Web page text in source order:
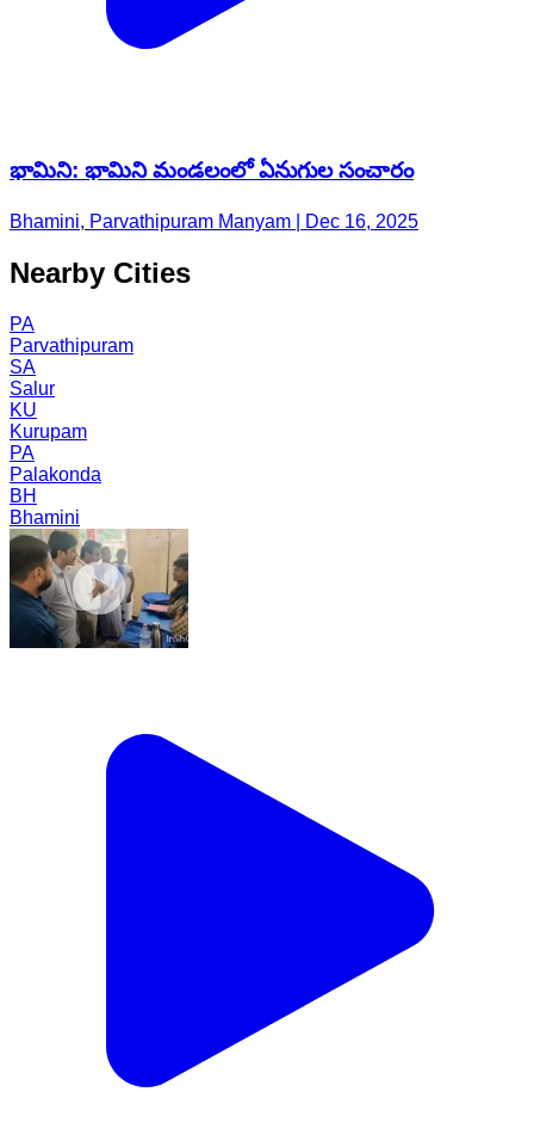
భామిని: భామిని మండలంలో ఏనుగుల సంచారం
Bhamini, Parvathipuram Manyam | Dec 16, 2025
Nearby Cities
PA
Parvathipuram
SA
Salur
KU
Kurupam
PA
Palakonda
BH
Bhamini